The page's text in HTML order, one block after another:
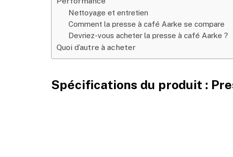
Nettoyage et entretien
Comment la presse à café Aarke se compare
Devriez-vous acheter la presse à café Aarke ?
Quoi d’autre à acheter
Spécifications du produit :